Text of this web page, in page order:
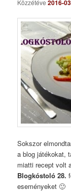
Közzétéve2016-
Sokszor
a blog játékokat,
miatti recept volt
Blogkóstoló 28.
eseményeket 🙂